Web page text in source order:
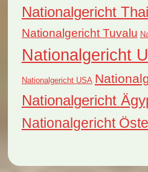
Nationalgericht
Nationalgericht Tuvalu
Nationalgericht
Nationalgericht USA
Nationalgericht
Nationalgericht